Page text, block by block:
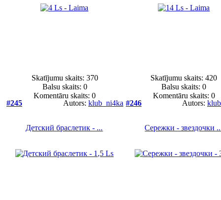
Skatījumu skaits: 370
Balsu skaits: 0
Komentāru skaits: 0
Skatījumu skaits: 420
Balsu skaits:0
Komentāru skaits: 0
#245
Autors: klub_ni4ka
Детский браслетик - ...
#246 Autors:
Сережки - звездочки